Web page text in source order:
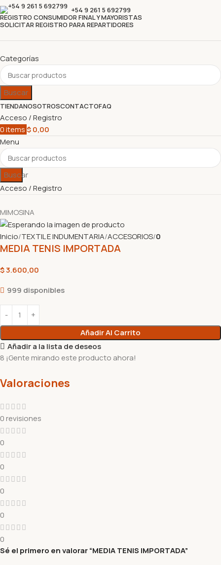
+54 9 261 5 692799
REGISTRO CONSUMIDOR FINAL Y MAYORISTAS
SOLICITAR REGISTRO PARA REPARTIDORES
Categorías
Buscar
TIENDANOSOTROSCONTACTOFAQ
Acceso / Registro
0items$0,00
Menu
Buscar
Acceso / Registro
MIMOSINA
Inicio TEXTIL E INDUMENTARIA ACCESORIOS 0
MEDIA TENIS IMPORTADA
$3.600,00
999 disponibles
Añadir Al Carrito
Añadir a la lista de deseos
8 ¡Gente mirando este producto ahora!
Valoraciones
0 revisiones
0
0
0
0
0
Sé el primero en valorar “MEDIA TENIS IMPORTADA”